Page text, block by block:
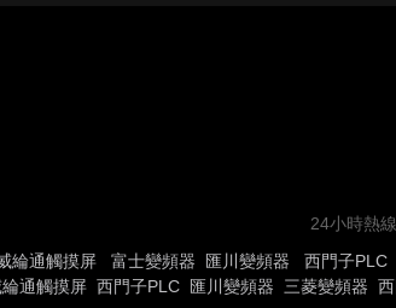
24小時熱
綸通觸摸屏 富士變頻器 匯川變頻器 西門子PLC
綸通觸摸屏 西門子PLC 匯川變頻器 三菱變頻器